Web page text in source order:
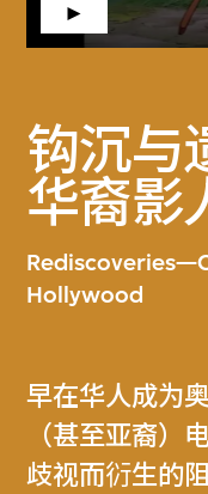
钩沉与
华裔影
Hollywood
早在华人成为
（甚至亚裔）
歧视而𧗠生的